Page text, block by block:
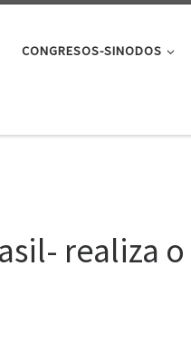
CONGRESOS-SINODOS
realiza